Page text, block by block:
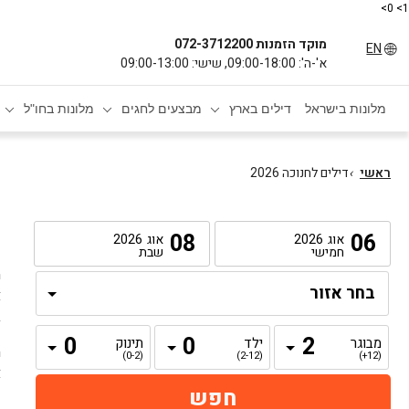
1> 0>
EN
מוקד הזמנות 072-3712200
א'-ה': 09:00-18:00, שישי: 09:00-13:00
מלונות בישראל דילים בארץ מבצעים לחגים מלונות בחו"ל
ראשי ›דילים לחנוכה 2026
06 אוג 2026
חמישי 08 אוג 2026
שבת
מבוגר
(12+)
ילד
(2-12)
תינוק
(0-2)